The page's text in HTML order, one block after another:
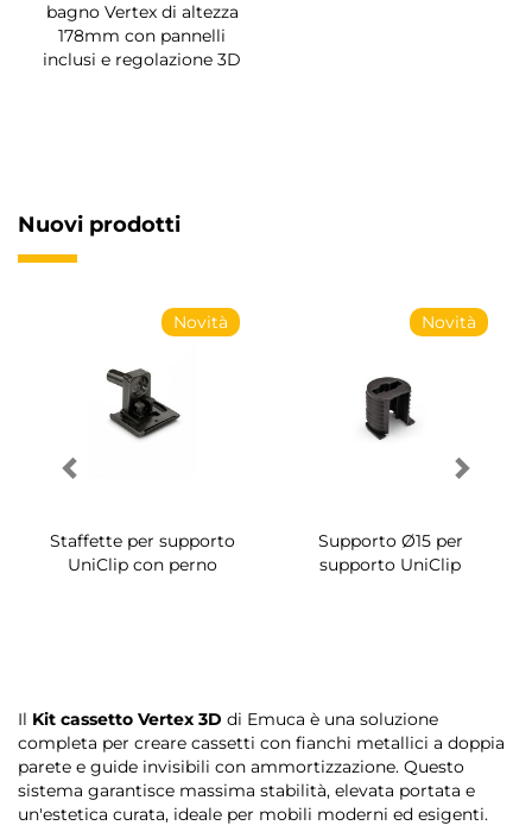
bagno Vertex di altezza
178mm con pannelli
inclusi e regolazione 3D
Nuovi prodotti
Novità
Staffette per supporto
UniClip con perno
Novità
Supporto Ø15 per
supporto UniClip
Il Kit cassetto Vertex 3D di Emuca è una soluzione
completa per creare cassetti con fianchi metallici a doppia
parete e guide invisibili con ammortizzazione. Questo
sistema garantisce massima stabilità, elevata portata e
un'estetica curata, ideale per mobili moderni ed esigenti.